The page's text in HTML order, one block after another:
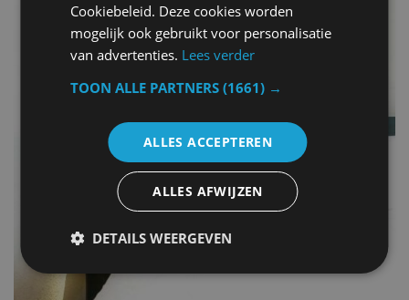
Cookiebeleid. Deze cookies worden
mogelijk ook gebruikt voor personalisatie
van advertenties. Lees verder
TOON ALLE PARTNERS(1661) →
ALLES ACCEPTEREN
ALLES AFWIJZEN
DETAILS WEERGEVEN